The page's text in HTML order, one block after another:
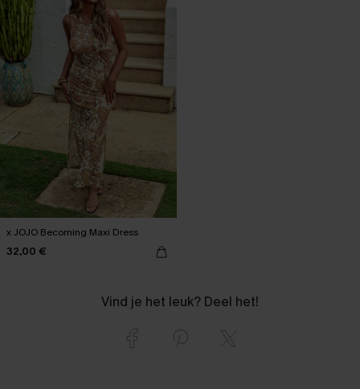
x JOJO Becoming Maxi Dress
32,00 €
Vind je het leuk? Deel het!